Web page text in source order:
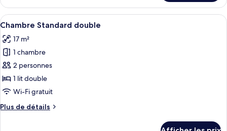
double
ou
avec
lits
jumeaux
Chambre
Standard
double
avec
lits
jumeaux
Afficher
toutes
les
photos
pour
ce
type
chambre :
Une chambre d’hôtel équipée d’un
8
Chambre Standard double
17 m²
1 chambre
2 personnes
1 lit double
Wi-Fi gratuit
Plus de détails
Plus